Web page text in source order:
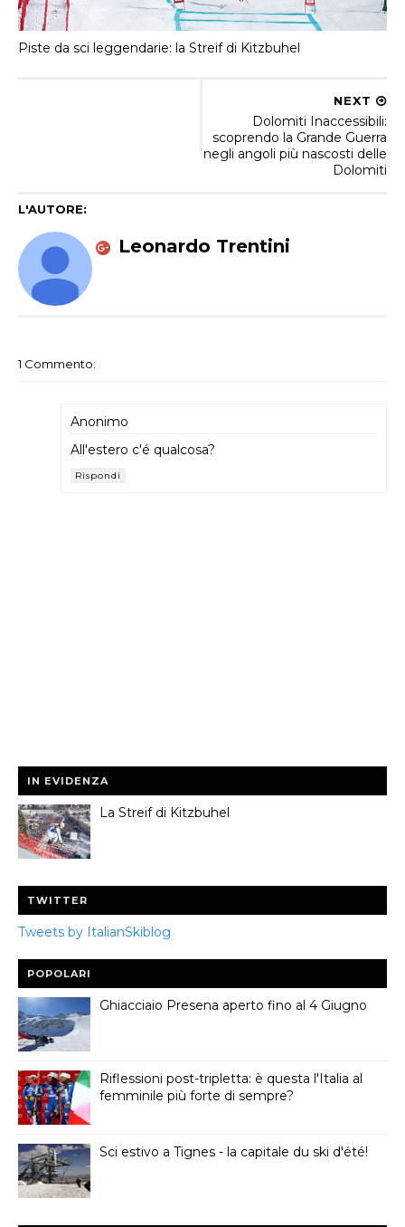
Piste da sci leggendarie: la Streif di Kitzbuhel
NEXT
Dolomiti Inaccessibili:
scoprendo la Grande Guerra
negli angoli più nascosti delle
Dolomiti
L'AUTORE:
Leonardo Trentini
1 Commento:
Anonimo
All'estero c'é qualcosa?
Rispondi
IN EVIDENZA
La Streif di Kitzbuhel
TWITTER
Tweets by ItalianSkiblog
POPOLARI
Ghiacciaio Presena aperto fino al 4 Giugno
Riflessioni post-tripletta: è questa l'Italia al
femminile più forte di sempre?
Sci estivo a Tignes - la capitale du ski d'été!